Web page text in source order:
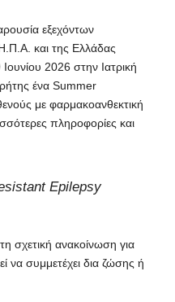
εξεχόντων
και της Ελλάδας
2026 στην Ιατρική
ένα Summer
με φαρμακοανθεκτική
πληροφορίες και
Epilepsy
σχετική ανακοίνωση για
να συμμετέχει δια ζώσης ή